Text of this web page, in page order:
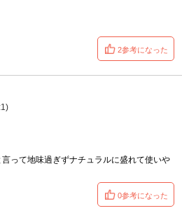
2参考になった
って地味過ぎずナチュラルに盛れて使いや
0参考になった